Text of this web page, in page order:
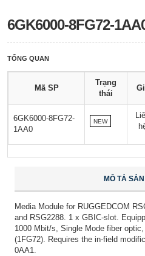
6GK6000-8FG72-
TỔNG QUAN
Mã SP
Trạng
thái
6GK6000-8FG72-
1AA0
NEW
MÔ TẢ
Media Module for RUGGEDCOM
and RSG2288. 1 x GBIC-slot.
1000 Mbit/s, Single Mode fiber
(1FG72). Requires the in-field
0AA1.